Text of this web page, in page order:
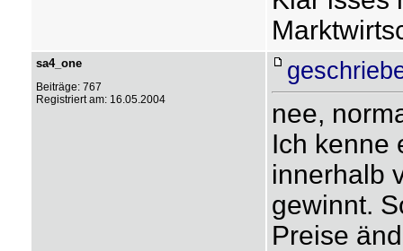
sa4_one
Beiträge: 767
Registriert am: 16.05.2004
nee,
Ich kenne
innerhalb
gewinnt.
Preise